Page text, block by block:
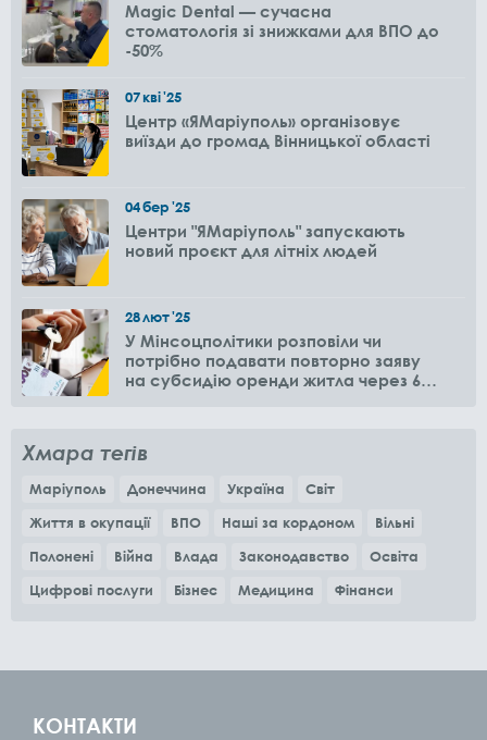
Magic Dental — сучасна
стоматологія зі знижками для ВПО до
-50%
07кві'25
Центр «ЯМаріуполь» організовує
виїзди до громад Вінницької області
04бер'25
Центри "ЯМаріуполь" запускають
новий проєкт для літніх людей
28лют'25
У Мінсоцполітики розповіли чи
потрібно подавати повторно заяву
на субсидію оренди житла через 6
Хмара тегів
Маріуполь Донеччина Україна
Світ
Життя в окупації
ВПО Наші за кордоном
Вільні
Полонені
Війна Влада Законодавство
Освіта
Цифрові послуги
Бізнес Медицина Фінанси
КОНТАКТИ